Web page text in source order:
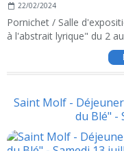
22/02/2024
Pornichet / Salle
à l'abstrait lyrique" du 2
Saint Molf -
du Blé" -